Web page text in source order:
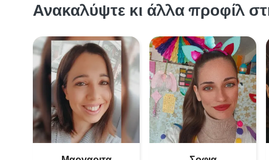
Ανακαλύψτε κι άλλα προφίλ